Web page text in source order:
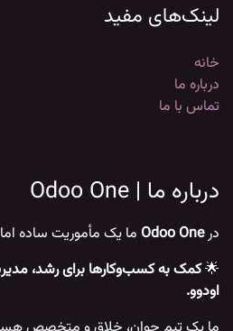
لینک‌های مفید
خانه
درباره ما
تماس با ما
درباره ما | Odoo One
درOdoo One ما یک مأموریت ساده
🌟کمک به کسب‌وکارها برای رشد،
اودوو.